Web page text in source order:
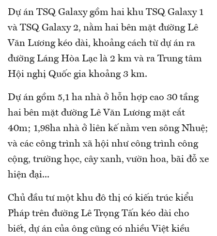
Dự án TSQ Galaxy gồm hai khu TSQ Galaxy 1
và TSQ Galaxy 2, nằm hai bên mặt đường Lê
Văn Lương kéo dài, khoảng cách từ dự án ra
đường Láng Hòa Lạc là 2 km và ra Trung tâm
Hội nghị Quốc gia khoảng 3 km.
Dự án gồm 5,1 ha nhà ở hỗn hợp cao 30 tầng
hai bên mặt đường Lê Văn Lương mặt cắt
40m; 1,98ha nhà ở liên kế nằm ven sông Nhuệ;
và các công trình xã hội như công trình công
cộng, trường học, cây xanh, vườn hoa, bãi đỗ xe
hiện đại...
Chủ đầu tư một khu đô thị có kiến trúc kiểu
Pháp trên đường Lê Trọng Tấn kéo dài cho
biết, dự án của ông cũng có nhiều Việt kiều